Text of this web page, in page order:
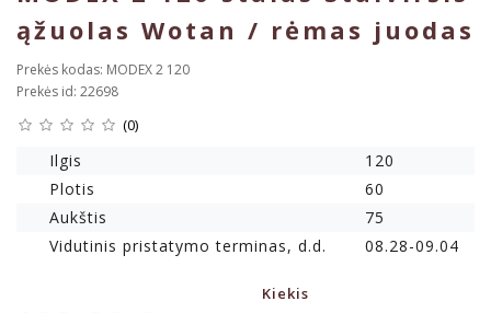
ąžuolas Wotan / rėmas juodas
Prekės kodas: MODEX 2 120
Prekės id: 22698
(0)
Ilgis
120
Plotis
60
Aukštis
75
Vidutinis pristatymo terminas, d.d.
08.28-09.04
Kiekis